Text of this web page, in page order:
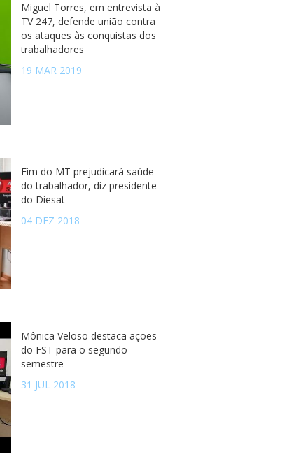
Miguel Torres, em entrevista à
TV 247, defende união contra
os ataques às conquistas dos
trabalhadores
19 MAR 2019
Fim do MT prejudicará saúde
do trabalhador, diz presidente
do Diesat
04 DEZ 2018
Mônica Veloso destaca ações
do FST para o segundo
semestre
31 JUL 2018